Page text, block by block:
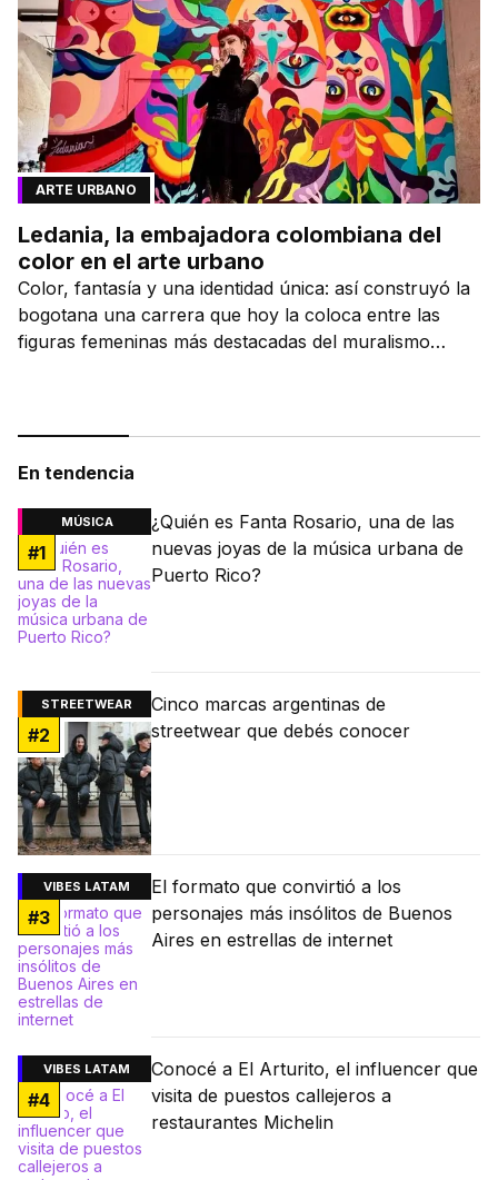
ARTE URBANO
Ledania, la embajadora colombiana del
color en el arte urbano
Color, fantasía y una identidad única: así construyó la
bogotana una carrera que hoy la coloca entre las
figuras femeninas más destacadas del muralismo
En tendencia
MÚSICA
#1
¿Quién es Fanta Rosario, una de las
nuevas joyas de la música urbana de
Puerto Rico?
STREETWEAR
#2
Cinco marcas argentinas de
streetwear que debés conocer
VIBES LATAM
#3
El formato que convirtió a los
personajes más insólitos de Buenos
Aires en estrellas de internet
VIBES LATAM
#4
Conocé a El Arturito, el influencer que
visita de puestos callejeros a
restaurantes Michelin